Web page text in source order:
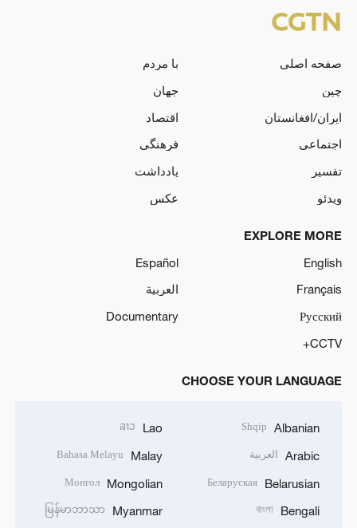
صفحه اصلی
با مردم
چین
جهان
ایران/افغانستان
اقتصاد
اجتماعی
فرهنگی
تفسیر
یادداشت
ویدئو
عکس
EXPLORE MORE
English
Español
Français
العربية
Русский
Documentary
CCTV+
CHOOSE YOUR LANGUAGE
Albanian
Shqip
Arabic العربية
Belarusian
Беларуская
Bengali
বাংলা
Lao
ລາວ
Malay
Bahasa Melayu
Mongolian
Монгол
Myanmar
မြန်မာဘာသာ